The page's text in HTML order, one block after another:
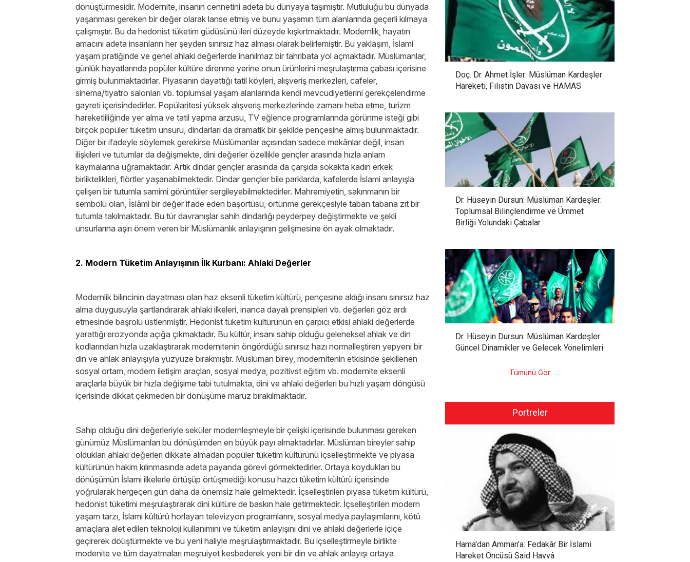
dönüştürmesidir. Modernite, insanın cennetini adeta bu dünyaya taşımıştır. Mutluluğu bu dünyada
yaşanması gereken bir değer olarak lanse etmiş ve bunu yaşamın tüm alanlarında geçerli kılmaya
çalışmıştır. Bu da hedonist tüketim güdüsünü ileri düzeyde kışkırtmaktadır. Modernlik, hayatın
amacını adeta insanların her şeyden sınırsız haz alması olarak belirlemiştir. Bu yaklaşım, İslami
yaşam pratiğinde ve genel ahlaki değerlerde inanılmaz bir tahribata yol açmaktadır. Müslümanlar,
günlük hayatlarında popüler kültüre direnme yerine onun ürünlerini meşrulaştırma çabası içerisine
girmiş bulunmaktadırlar. Piyasanın dayattığı tatil köyleri, alışveriş merkezleri, cafeler,
sinema/tiyatro salonları vb. toplumsal yaşam alanlarında kendi mevcudiyetlerini gerekçelendirme
gayreti içerisindedirler. Popülaritesi yüksek alışveriş merkezlerinde zamanı heba etme, turizm
hareketliliğinde yer alma ve tatil yapma arzusu, TV eğlence programlarında görünme isteği gibi
birçok popüler tüketim unsuru, dindarları da dramatik bir şekilde pençesine almış bulunmaktadır.
Diğer bir ifadeyle söylemek gerekirse Müslümanlar açısından sadece mekânlar değil, insan
ilişkileri ve tutumlar da değişmekte, dini değerler özellikle gençler arasında hızla anlam
kaymalarına uğramaktadır. Artık dindar gençler arasında da çarşıda sokakta kadın erkek
birliktelikleri, flörtler yaşanabilmektedir. Dindar gençler bile parklarda, kafelerde İslami anlayışla
çelişen bir tutumla samimi görüntüler sergileyebilmektedirler. Mahremiyetin, sakınmanın bir
sembolü olan, İslâmi bir değer ifade eden başörtüsü, örtünme gerekçesiyle taban tabana zıt bir
tutumla takılmaktadır. Bu tür davranışlar sahih dindarlığı peyderpey değiştirmekte ve şekli
unsurlarına aşırı önem veren bir Müslümanlık anlayışının gelişmesine ön ayak olmaktadır.
2. Modern Tüketim Anlayışının İlk Kurbanı: Ahlaki Değerler
Modernlik bilincinin dayatması olan haz eksenli tüketim kültürü, pençesine aldığı insanı sınırsız haz
alma duygusuyla şartlandırarak ahlaki ilkeleri, inanca dayalı prensipleri vb. değerleri göz ardı
etmesinde başrolü üstlenmiştir. Hedonist tüketim kültürünün en çarpıcı etkisi ahlaki değerlerde
yarattığı erozyonda açığa çıkmaktadır. Bu kültür, insanı sahip olduğu geleneksel ahlak ve din
kodlarından hızla uzaklaştırarak modernitenin öngördüğü sınırsız hazı normalleştiren yepyeni bir
din ve ahlak anlayışıyla yüzyüze bırakmıştır. Müslüman birey, modernitenin etkisinde şekillenen
sosyal ortam, modern iletişim araçları, sosyal medya, pozitivst eğitim vb. modernite eksenli
araçlarla büyük bir hızla değişime tabi tutulmakta, dini ve ahlaki değerleri bu hızlı yaşam döngüsü
içerisinde dikkat çekmeden bir dönüşüme maruz bırakılmaktadır.
Sahip olduğu dini değerleriyle seküler modernleşmeyle bir çelişki içerisinde bulunması gereken
günümüz Müslümanları bu dönüşümden en büyük payı almaktadırlar. Müslüman bireyler sahip
oldukları ahlaki değerleri dikkate almadan popüler tüketim kültürünü içselleştirmekte ve piyasa
kültürünün hakim kılınmasında adeta payanda görevi görmektedirler. Ortaya koydukları bu
dönüşümün İslami ilkelerle örtüşüp örtüşmediği konusu hazcı tüketim kültürü içerisinde
yoğrularak hergeçen gün daha da önemsiz hale gelmektedir. İçselleştirilen piyasa tüketim kültürü,
hedonist tüketimi meşrulaştırarak dini kültüre de baskın hale getirmektedir. İçselleştirilen modern
yaşam tarzı, İslami kültürü horlayan televizyon programlarını, sosyal medya paylaşımlarını, kötü
amaçlara alet edilen teknoloji kullanımını ve tüketim anlayışını dini ve ahlaki değerlerle içiçe
geçirerek döüştürmekte ve bu yeni haliyle meşrulaştırmaktadır. Bu içselleştirmeyle birlikte
modenite ve tüm dayatmaları meşruiyet kesbederek yeni bir din ve ahlak anlayışı ortaya
Doç. Dr. Ahmet İşler: Müslüman Kardeşler
Hareketi, Filistin Davası ve HAMAS
Dr. Hüseyin Dursun: Müslüman Kardeşler:
Toplumsal Bilinçlendirme ve Ümmet
Birliği Yolundaki Çabalar
Dr. Hüseyin Dursun: Müslüman Kardeşler:
Güncel Dinamikler ve Gelecek Yönelimleri
Tümünü Gör
Portreler
Hama'dan Amman'a: Fedakâr Bir İslami
Hareket Öncüsü Said Havvâ